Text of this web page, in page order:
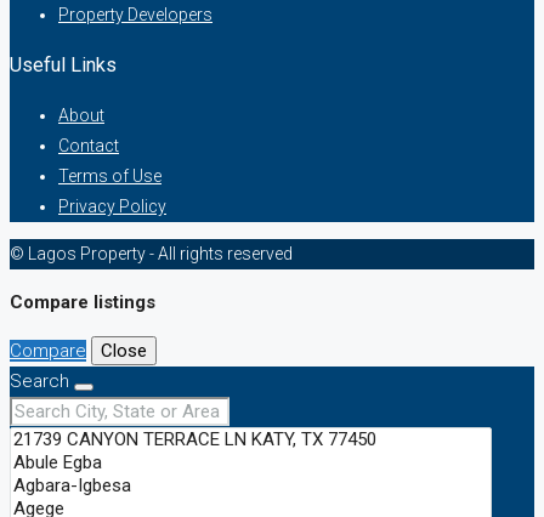
Property Developers
Useful Links
About
Contact
Terms of Use
Privacy Policy
© Lagos Property - All rights reserved
Compare listings
Compare
Close
Search